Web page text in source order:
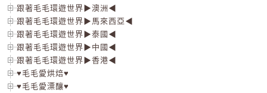
跟著毛毛環遊世界▶澳洲◀
跟著毛毛環遊世界▶馬來西亞◀
跟著毛毛環遊世界▶泰國◀
跟著毛毛環遊世界▶中國◀
跟著毛毛環遊世界▶香港◀
♥毛毛愛烘焙♥
♥毛毛愛漂釀♥